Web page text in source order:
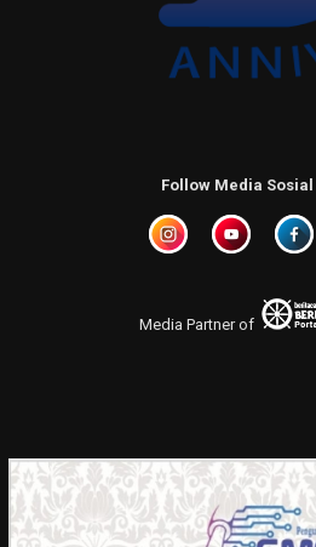
Follow Media Sosial
Media Partner of